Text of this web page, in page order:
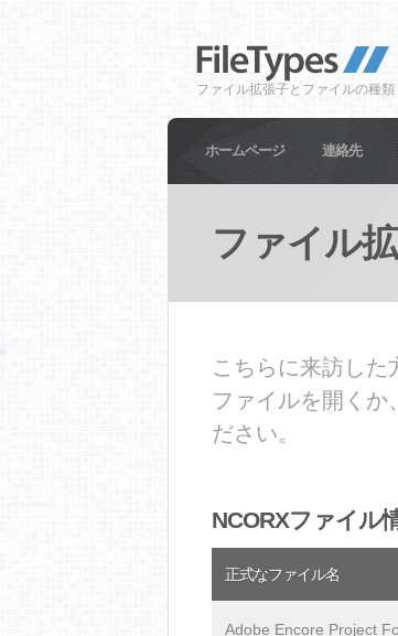
ファイル拡張子とファイルの種類
ホームページ 連絡先
ファイル
こちらに来訪した
ファイルを開くか
ださい。
NCORXファイル
正式なファイル名
Adobe Encore Project